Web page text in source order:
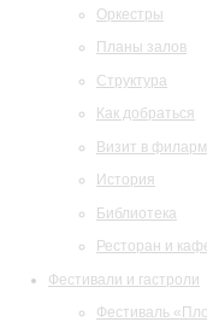
Оркестры
Планы залов
Структура
Как добраться
Визит в
История
Библиотека
Ресторан и
Фестивали и гастроли
Фестиваль